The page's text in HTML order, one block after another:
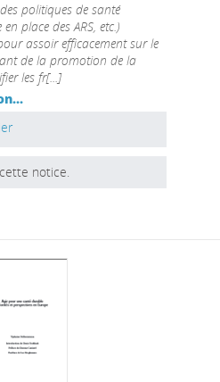
politiques de santé
place des ARS, etc.)
assoir efficacement sur le
de la promotion de la
les fr[...]
notice.